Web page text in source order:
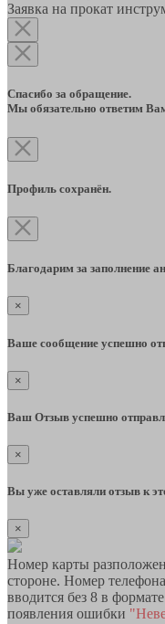
Заявка на прокат
Спасибо за обращение.
Мы обязательно ответим
Профиль сохранён.
Благодарим за заполнение
×
Ваше сообщение успешно
×
Ваш Отзыв успешно
×
Вы уже оставляли отзыв к
×
Номер карты
стороне. Номер
вводится без 8 в
появления ошибки